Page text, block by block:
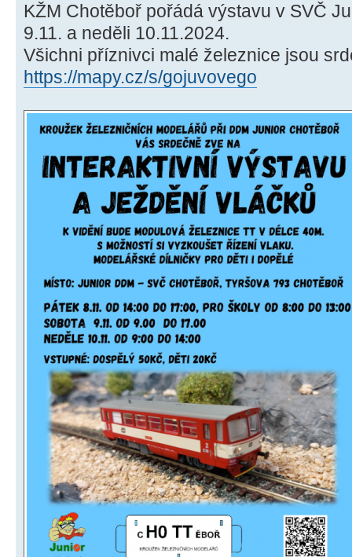
KŽM Chotěboř pořádá výstavu v SVČ
9.11. a neděli 10.11.2024.
Všichni příznivci malé železnice jsou
https://mapy.cz/s/gojuvovego